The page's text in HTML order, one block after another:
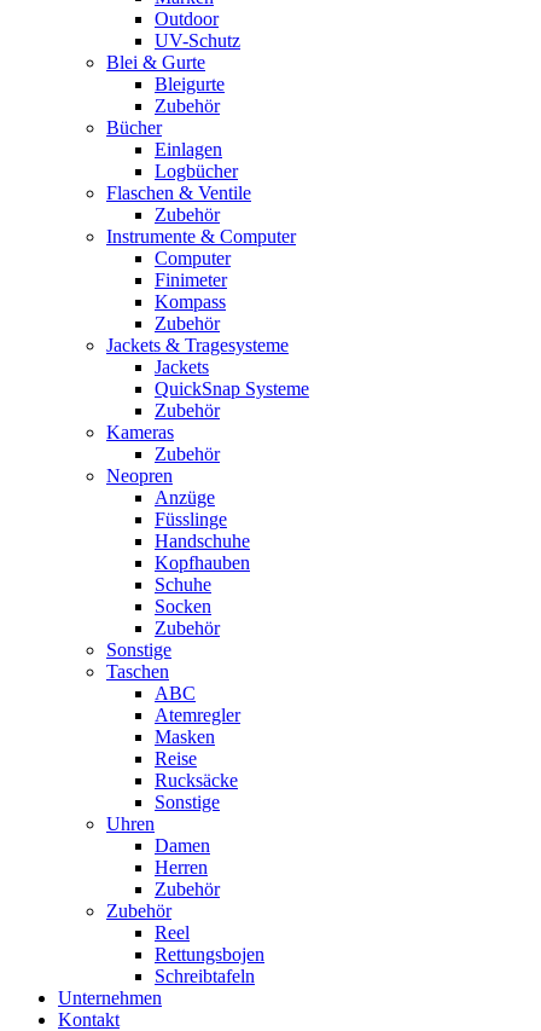
Outdoor
UV-Schutz
Blei & Gurte
Bleigurte
Zubehör
Bücher
Einlagen
Logbücher
Flaschen & Ventile
Zubehör
Instrumente & Computer
Computer
Finimeter
Kompass
Zubehör
Jackets & Tragesysteme
Jackets
QuickSnap Systeme
Zubehör
Kameras
Zubehör
Neopren
Anzüge
Füsslinge
Handschuhe
Kopfhauben
Schuhe
Socken
Zubehör
Sonstige
Taschen
ABC
Atemregler
Masken
Reise
Rucksäcke
Sonstige
Uhren
Damen
Herren
Zubehör
Zubehör
Reel
Rettungsbojen
Schreibtafeln
Unternehmen
Kontakt